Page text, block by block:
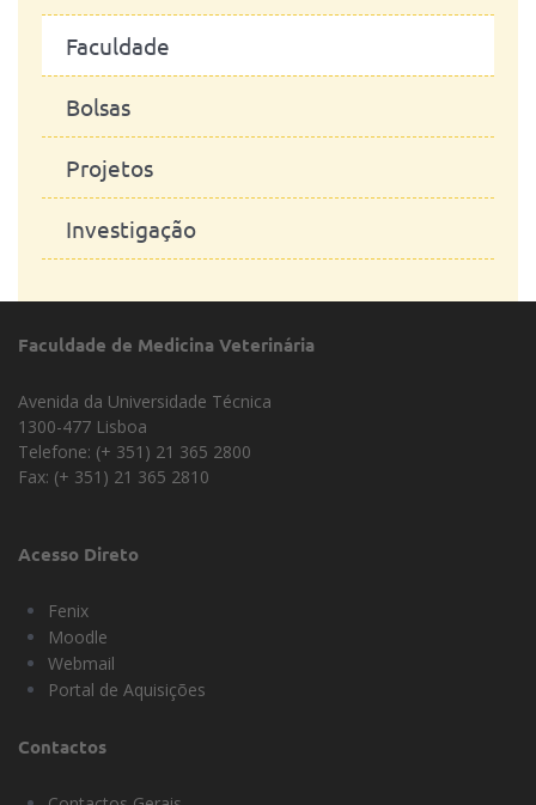
Faculdade
Bolsas
Projetos
Investigação
Faculdade de Medicina Veterinária
Avenida da Universidade Técnica
1300-477 Lisboa
Telefone: (+ 351) 21 365 2800
Fax: (+ 351) 21 365 2810
Acesso Direto
Fenix
Moodle
Webmail
Portal de Aquisições
Contactos